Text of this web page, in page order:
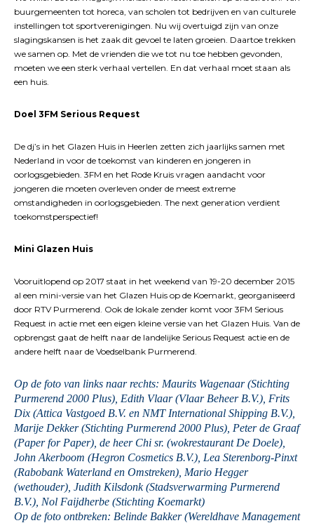
buurgemeenten tot horeca, van scholen tot bedrijven en van culturele
instellingen tot sportverenigingen. Nu wij overtuigd zijn van onze
slagingskansen is het zaak dit gevoel te laten groeien. Daartoe trekken
we samen op. Met de vrienden die we tot nu toe hebben gevonden,
moeten we een sterk verhaal vertellen. En dat verhaal moet staan als
een huis.
Doel 3FM Serious Request
De dj’s in het Glazen Huis in Heerlen zetten zich jaarlijks samen met
Nederland in voor de toekomst van kinderen en jongeren in
oorlogsgebieden. 3FM en het Rode Kruis vragen aandacht voor
jongeren die moeten overleven onder de meest extreme
omstandigheden in oorlogsgebieden. The next generation verdient
toekomstperspectief!
Mini Glazen Huis
Vooruitlopend op 2017 staat in het weekend van 19-20 december 2015
al een mini-versie van het Glazen Huis op de Koemarkt, georganiseerd
door RTV Purmerend. Ook de lokale zender komt voor 3FM Serious
Request in actie met een eigen kleine versie van het Glazen Huis. Van de
opbrengst gaat de helft naar de landelijke Serious Request actie en de
andere helft naar de Voedselbank Purmerend.
Op de foto van links naar rechts: Maurits Wagenaar (Stichting
Purmerend 2000 Plus), Edith Vlaar (Vlaar Beheer B.V.), Frits
Dix (Attica Vastgoed B.V. en NMT International Shipping B.V.),
Marije Dekker (Stichting Purmerend 2000 Plus), Peter de Graaf
(Paper for Paper), de heer Chi sr. (wokrestaurant De Doele),
John Akerboom (Hegron Cosmetics B.V.), Lea Sterenborg-Pinxt
(Rabobank Waterland en Omstreken), Mario Hegger
(wethouder), Judith Kilsdonk (Stadsverwarming Purmerend
B.V.), Nol Faijdherbe (Stichting Koemarkt)
Op de foto ontbreken: Belinde Bakker (Wereldhave Management